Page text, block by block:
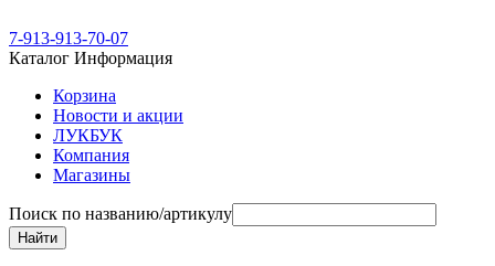
7-913-913-70-07
Каталог Информация
Корзина
Новости и акции
ЛУКБУК
Компания
Магазины
Поиск по названию/артикулу